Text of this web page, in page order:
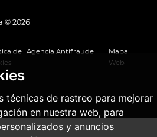
técnicas de rastreo para mejorar
en nuestra web, para
y anuncios
© 2026
de Agencia Antifraude
Mapa
Web